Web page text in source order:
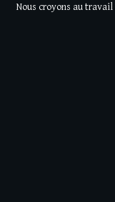
Nous croyons au